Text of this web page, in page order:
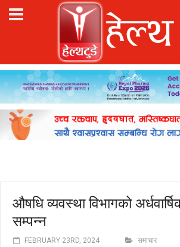
औषधि व्यवस्था विभागको
सम्पन्न
FEBRUARY 23RD, 2024 समाचार